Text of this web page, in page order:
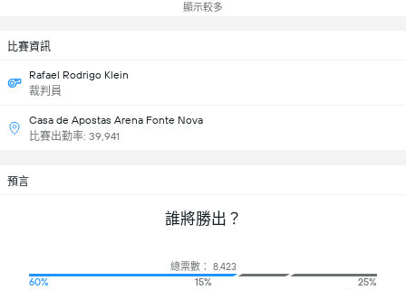
顯示較多
比賽資訊
Rafael Rodrigo Klein
裁判員
Casa de Apostas Arena Fonte Nova
比賽出勤率: 39,941
預言
誰將勝出？
總票數： 8,423
60%
15% 25%